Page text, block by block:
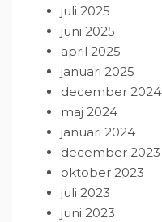
juli 2025
juni 2025
april 2025
januari 2025
december 2024
maj 2024
januari 2024
december 2023
oktober 2023
juli 2023
juni 2023